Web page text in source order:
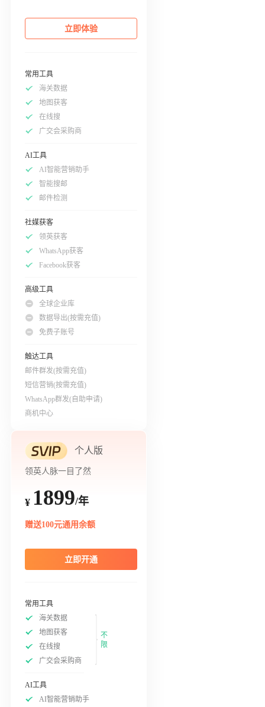
立即体验
常用工具
海关数据
地图获客
在线搜
广交会采购商
AI工具
AI智能营销助手
智能搜邮
邮件检测
社媒获客
领英获客
WhatsApp获客
Facebook获客
高级工具
全球企业库
数据导出(按需充值)
免费子账号
触达工具
邮件群发(按需充值)
短信营销(按需充值)
WhatsApp群发(自助申请)
商机中心
个人版
领英人脉一目了然
¥ 1899/年
赠送100元通用余额
立即开通
常用工具
海关数据
地图获客
在线搜
广交会采购商
不
限
AI工具
AI智能营销助手